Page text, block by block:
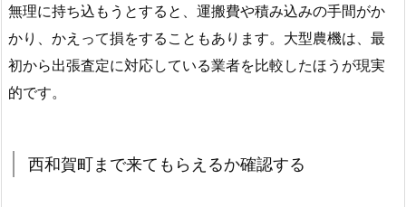
無理に持ち込もうとすると、運搬費や積み込みの手間がか
かり、かえって損をすることもあります。大型農機は、最
初から出張査定に対応している業者を比較したほうが現実
的です。
西和賀町まで来てもらえるか確認する